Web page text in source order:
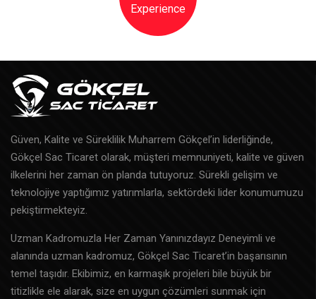
Experience
Güven, Kalite ve Süreklilik Muharrem Gökçel’in liderliğinde,
Gökçel Sac Ticaret olarak, müşteri memnuniyeti, kalite ve güven
ilkelerini her zaman ön planda tutuyoruz. Sürekli gelişim ve
teknolojiye yaptığımız yatırımlarla, sektördeki lider konumumuzu
pekiştirmekteyiz.
Uzman Kadromuzla Her Zaman Yanınızdayız Deneyimli ve
alanında uzman kadromuz, Gökçel Sac Ticaret’in başarısının
temel taşıdır. Ekibimiz, en karmaşık projeleri bile büyük bir
titizlikle ele alarak, size en uygun çözümleri sunmak için